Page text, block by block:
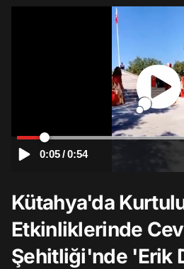
0:05/0:54
Kütahya'da
Etkinliklerinde
Şehitliği'nde 'Erik